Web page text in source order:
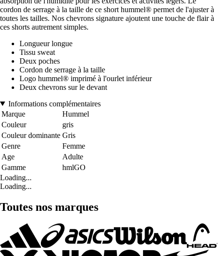
cordon de serrage à la taille de ce short hummel® permet de l'ajuster à
toutes les tailles. Nos chevrons signature ajoutent une touche de flair à
ces shorts autrement simples.
Longueur longue
Tissu sweat
Deux poches
Cordon de serrage à la taille
Logo hummel® imprimé à l'ourlet inférieur
Deux chevrons sur le devant
Informations complémentaires
Marque
Hummel
Couleur
gris
Couleur dominante Gris
Genre
Femme
Age
Adulte
Gamme
hmlGO
Loading...
Loading...
Toutes nos marques